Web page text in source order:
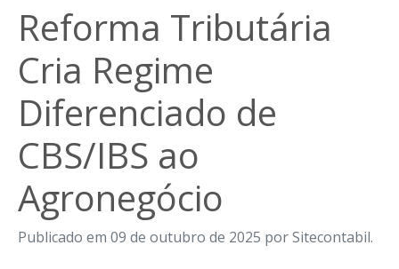
Reforma Tributária
Cria Regime
Diferenciado de
CBS/IBS ao
Agronegócio
Publicado em 09 de outubro de 2025 por Sitecontabil.